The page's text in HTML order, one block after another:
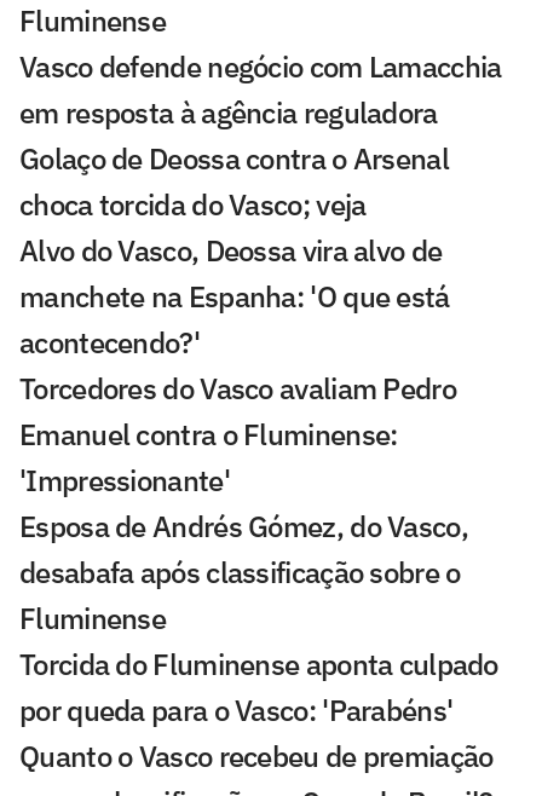
Fluminense
Vasco defende negócio com Lamacchia
em resposta à agência reguladora
Golaço de Deossa contra o Arsenal
choca torcida do Vasco; veja
Alvo do Vasco, Deossa vira alvo de
manchete na Espanha: 'O que está
acontecendo?'
Torcedores do Vasco avaliam Pedro
Emanuel contra o Fluminense:
'Impressionante'
Esposa de Andrés Gómez, do Vasco,
desabafa após classificação sobre o
Fluminense
Torcida do Fluminense aponta culpado
por queda para o Vasco: 'Parabéns'
Quanto o Vasco recebeu de premiação